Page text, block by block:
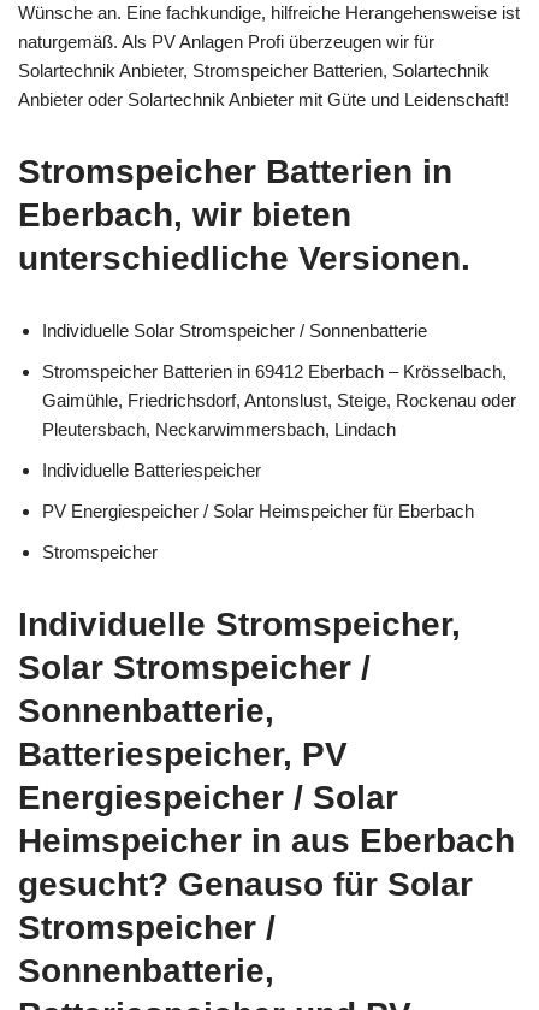
Wünsche an. Eine fachkundige, hilfreiche Herangehensweise ist
naturgemäß. Als PV Anlagen Profi überzeugen wir für
Solartechnik Anbieter, Stromspeicher Batterien, Solartechnik
Anbieter oder Solartechnik Anbieter mit Güte und Leidenschaft!
Stromspeicher Batterien in
Eberbach, wir bieten
unterschiedliche Versionen.
Individuelle Solar Stromspeicher / Sonnenbatterie
Stromspeicher Batterien in 69412 Eberbach – Krösselbach,
Gaimühle, Friedrichsdorf, Antonslust, Steige, Rockenau oder
Pleutersbach, Neckarwimmersbach, Lindach
Individuelle Batteriespeicher
PV Energiespeicher / Solar Heimspeicher für Eberbach
Stromspeicher
Individuelle Stromspeicher,
Solar Stromspeicher /
Sonnenbatterie,
Batteriespeicher, PV
Energiespeicher / Solar
Heimspeicher in aus Eberbach
gesucht? Genauso für Solar
Stromspeicher /
Sonnenbatterie,